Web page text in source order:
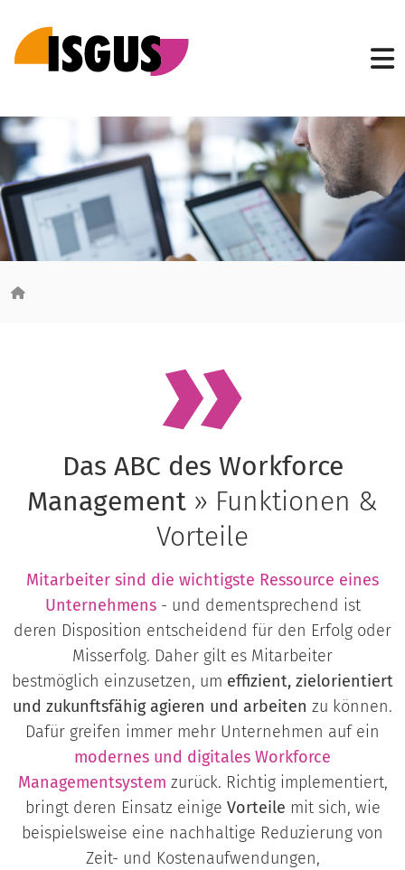
Das ABC des Workforce
Management » Funktionen &
Vorteile
Mitarbeiter sind die wichtigste Ressource eines
Unternehmens- und dementsprechend ist
deren Disposition entscheidend für den Erfolg oder
Misserfolg. Daher gilt es Mitarbeiter
bestmöglich einzusetzen, um effizient, zielorientiert
und zukunftsfähig agieren und arbeiten zu können.
Dafür greifen immer mehr Unternehmen auf ein
modernes und digitales Workforce
Managementsystem zurück. Richtig implementiert,
bringt deren Einsatz einige Vorteile mit sich, wie
beispielsweise eine nachhaltige Reduzierung von
Zeit- und Kostenaufwendungen,